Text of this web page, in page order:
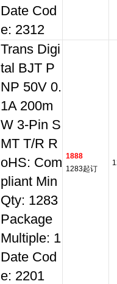
Date Cod
e: 2312
Trans Digi
tal BJT P
NP 50V 0.
1A 200m
W 3-Pin S
MT T/R R
oHS: Com
pliant Min
Qty: 1283
Package
Multiple: 1
Date Cod
e: 2201
1888
1283起订